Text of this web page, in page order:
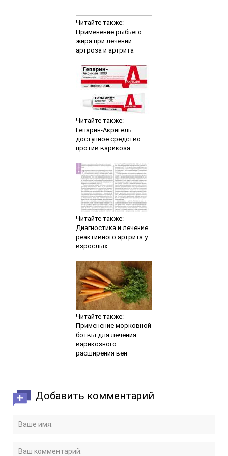
Читайте также:
Применение рыбьего
жира при лечении
артроза и артрита
Читайте также:
Гепарин-Акригель —
доступное средство
против варикоза
Читайте также:
Диагностика и лечение
реактивного артрита у
взрослых
Читайте также:
Применение морковной
ботвы для лечения
варикозного
расширения вен
Добавить комментарий